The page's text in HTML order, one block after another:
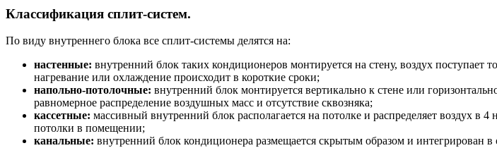
Классификация сплит-систем.
По виду внутреннего блока все сплит-системы делятся на:
настенные: внутренний блок таких кондиционеров монтируется на стену, воздух
нагревание или охлаждение происходит в короткие сроки;
напольно-потолочные: внутренний блок монтируется вертикально к стене или
равномерное распределение воздушных масс и отсутствие сквозняка;
кассетные: массивный внутренний блок располагается на потолке и распределяет воздух в
потолки в помещении;
канальные: внутренний блок кондиционера размещается скрытым образом и интегрирован в